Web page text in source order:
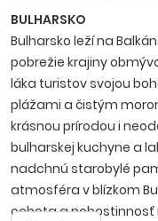
BULHARSKO
Bulharsko leží na
pobrežie krajiny
láka turistov svojou
plážami a čistým
krásnou prírodou i
bulharskej kuchyne a
nadchnú starobylé
atmosféra v blízkom
ochota a pohostinnosť